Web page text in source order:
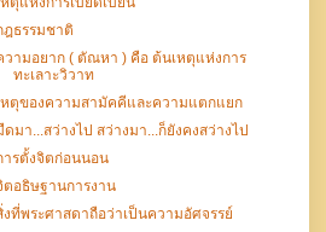
ฎธรรมชาติ
วามอยาก ( ตัณหา ) คือ ต้นเหตุแห่งการ
ทะเลาะวิวาท
หตุของความสามัคคีและความแตกแยก
ดมา...สว่างไป สว่างมา...ก็ยังคงสว่างไป
ารตั้งจิตก่อนนอน
ตอธิษฐานการงาน
งที่พระศาสดาถือว่าเป็นความอัศจรรย์